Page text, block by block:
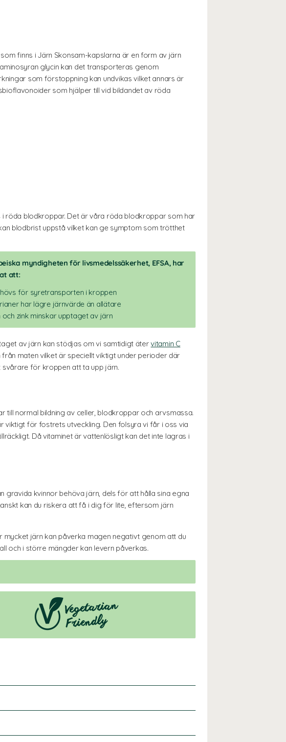
finns i Järn Skonsam-kapslarna är en form av järn
glycin kan det transporteras genom
som förstoppning kan undvikas vilket annars är
som hjälper till vid bildandet av röda
röda blodkroppar. Det är våra röda blodkroppar som har
blodbrist uppstå vilket kan ge symptom som trötthet
myndigheten för livsmedelssäkerhet, EFSA, har
att:
för syretransporten i kroppen
har lägre järnvärde än allätare
och zink minskar upptaget av järn
av järn kan stödjas om vi samtidigt ätervitamin C
maten vilket är speciellt viktigt under perioder där
för kroppen att ta upp järn.
till normal bildning av celler, blodkroppar och arvsmassa.
viktigt för fostrets utveckling. Den folsyra vi får i oss via
Då vitaminet är vattenlösligt kan det inte lagras i
gravida kvinnor behöva järn, dels för att hålla sina egna
kan du riskera att få i dig för lite, eftersom järn
järn kan påverka magen negativt genom att du
och i större mängder kan levern påverkas.